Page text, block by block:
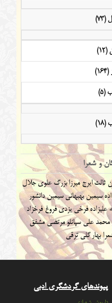
(5)
و شعرا
ثالثایرج میرزابزرگ علویجلال
سیمین بهبهانیسیمین دانشور
علیزادهفرخی یزدیفروغ فرخزاد
محمد علی سپانلومرتضی مشفق
بهار گلی ترقی
پیوندهای گردشگری ادبی